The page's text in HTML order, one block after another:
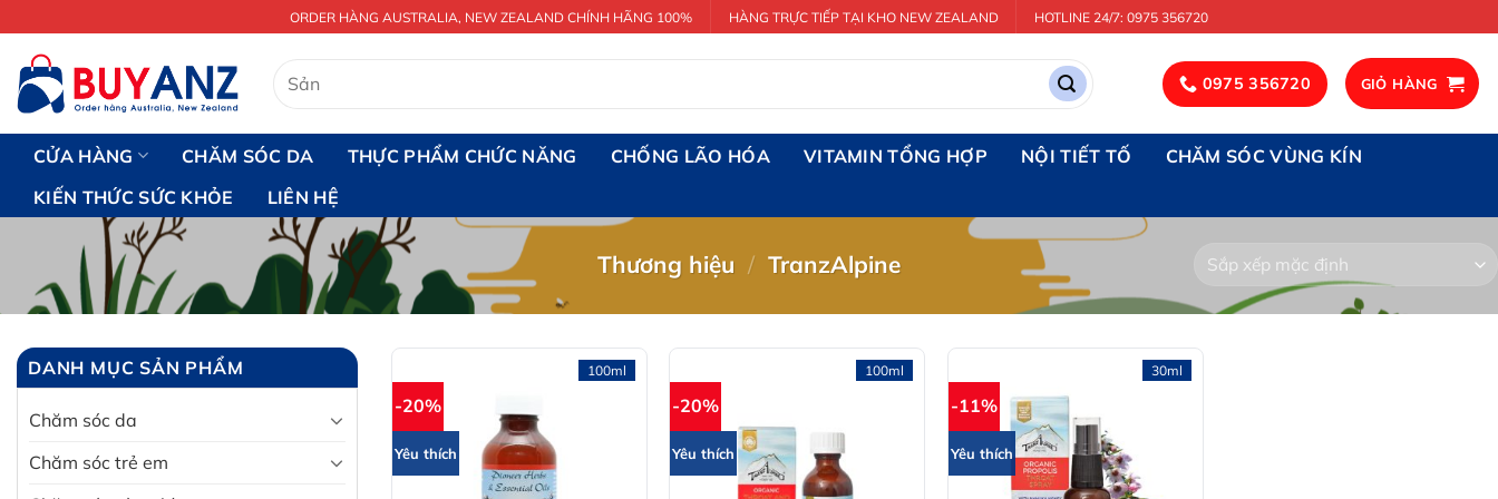
đến
nội
dung
ORDER HÀNG AUSTRALIA, NEW ZEALAND CHÍNH HÃNG 100% HÀNG TRỰC TIẾP TẠI KHO NEW ZEALAND HOTLINE 24/7: 0975 356720
kiếm:
0975 356720 GIỎ HÀNG
CỬA HÀNG CHĂM SÓC DA THỰC PHẨM CHỨC NĂNG CHỐNG LÃO HÓA VITAMIN TỔNG HỢP NỘI TIẾT TỐ
CHĂM SÓC VÙNG KÍN
KIẾN THỨC SỨC KHỎE
LIÊN HỆ
Thương hiệu / TranzAlpine
DANH MỤC SẢN PHẨM
Chăm sóc da
Chăm sóc trẻ em
-20%
Yêu thích
100ml
-20%
Yêu thích
100ml
-11%
Yêu thích
30ml